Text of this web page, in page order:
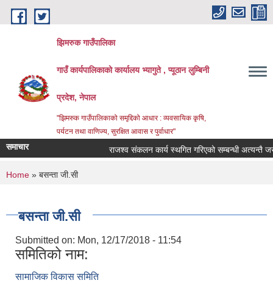
Skip to main content
झिमरुक गाउँपालिका
गाउँ कार्यपालिकाको कार्यालय भ्यागुते , प्यूठान लुम्बिनी
प्रदेश, नेपाल
"झिमरुक गाउँपालिकाको समृद्दिको आधार : व्यवसायिक कृषि,
पर्यटन तथा वाणिज्य, सुरक्षित आवास र पुर्वाधार"
समाचार राजश्व संकलन कार्य स्थगित गरिएको सम्बन्धी अत्यन्तै
You are here
Home » बसन्ता जी.सी
बसन्ता जी.सी
Submitted on: Mon, 12/17/2018 - 11:54
समितिको नाम:
सामाजिक विकास समिति